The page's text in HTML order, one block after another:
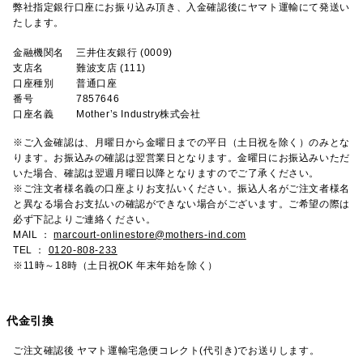
弊社指定銀行口座にお振り込み頂き、入金確認後にヤマト運輸にて発送い
たします。
金融機関名
三井住友銀行 (0009)
支店名
難波支店 (111)
口座種別
普通口座
番号
7857646
口座名義
Mother’s Industry株式会社
※ご入金確認は、月曜日から金曜日までの平日（土日祝を除く）のみとな
ります。お振込みの確認は翌営業日となります。金曜日にお振込みいただ
いた場合、確認は翌週月曜日以降となりますのでご了承ください。
※ご注文者様名義の口座よりお支払いください。振込人名がご注文者様名
と異なる場合お支払いの確認ができない場合がございます。ご希望の際は
必ず下記よりご連絡ください。
MAIL ：marcourt-onlinestore@mothers-ind.com
TEL ： 0120-808-233
※11時～18時（土日祝OK 年末年始を除く）
代金引換
ご注文確認後 ヤマト運輸宅急便コレクト(代引き)でお送りします。